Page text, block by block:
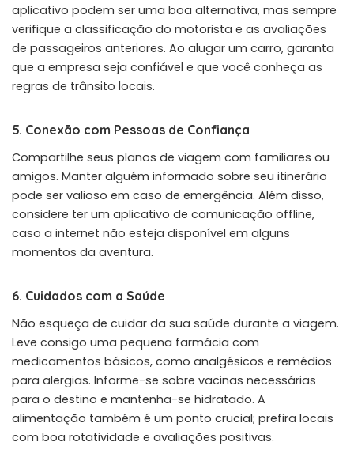
aplicativo podem ser uma boa alternativa, mas sempre
verifique a classificação do motorista e as avaliações
de passageiros anteriores. Ao alugar um carro, garanta
que a empresa seja confiável e que você conheça as
regras de trânsito locais.
5. Conexão com Pessoas de Confiança
Compartilhe seus planos de viagem com familiares ou
amigos. Manter alguém informado sobre seu itinerário
pode ser valioso em caso de emergência. Além disso,
considere ter um aplicativo de comunicação offline,
caso a internet não esteja disponível em alguns
momentos da aventura.
6. Cuidados com a Saúde
Não esqueça de cuidar da sua saúde durante a viagem.
Leve consigo uma pequena farmácia com
medicamentos básicos, como analgésicos e remédios
para alergias. Informe-se sobre vacinas necessárias
para o destino e mantenha-se hidratado. A
alimentação também é um ponto crucial; prefira locais
com boa rotatividade e avaliações positivas.